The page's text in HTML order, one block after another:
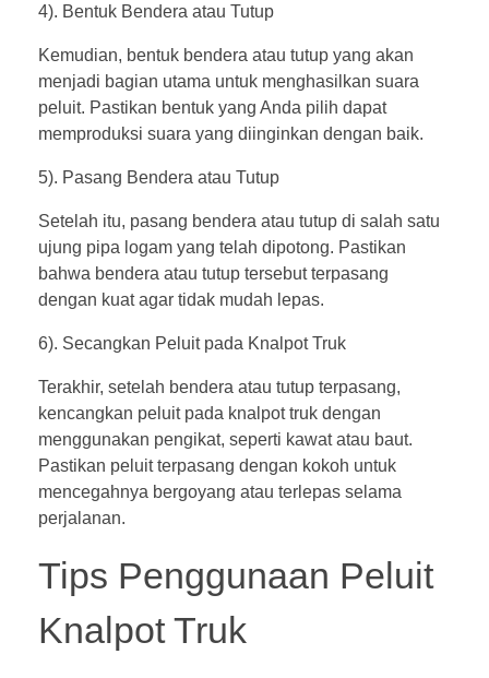
4). Bentuk Bendera atau Tutup
Kemudian, bentuk bendera atau tutup yang akan
menjadi bagian utama untuk menghasilkan suara
peluit. Pastikan bentuk yang Anda pilih dapat
memproduksi suara yang diinginkan dengan baik.
5). Pasang Bendera atau Tutup
Setelah itu, pasang bendera atau tutup di salah satu
ujung pipa logam yang telah dipotong. Pastikan
bahwa bendera atau tutup tersebut terpasang
dengan kuat agar tidak mudah lepas.
6). Secangkan Peluit pada Knalpot Truk
Terakhir, setelah bendera atau tutup terpasang,
kencangkan peluit pada knalpot truk dengan
menggunakan pengikat, seperti kawat atau baut.
Pastikan peluit terpasang dengan kokoh untuk
mencegahnya bergoyang atau terlepas selama
perjalanan.
Tips Penggunaan Peluit
Knalpot Truk